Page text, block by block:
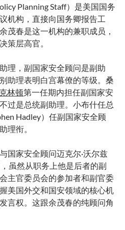
Planning Staff）是美国国务
机构，直接向国务卿报告工
茂春是这一机构的兼职成员，
策层高官。
理，副国家安全顾问是副助
助理表明白宫幕僚的等级。桑
克林顿第一任期内担任副国家安
过是总统副助理。小布什任总
Hadley）任副国家安全顾
理衔。
国家安全顾问迈克尔·沃尔兹
虽然从职务上他是后者的副
主官委员会的参加者和副官委
美国外交和国安领域的核心机
言权。这跟余茂春的纯顾问角